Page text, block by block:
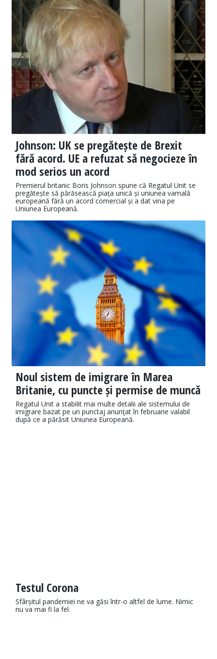
Johnson: UK se pregătește de Brexit
fără acord. UE a refuzat să negocieze în
mod serios un acord
Premierul britanic Boris Johnson spune că Regatul Unit se
pregătește să părăsească piața unică și uniunea vamală
europeană fără un acord comercial și a dat vina pe
Uniunea Europeană.
Noul sistem de imigrare în Marea
Britanie, cu puncte și permise de muncă
Regatul Unit a stabilit mai multe detalii ale sistemului de
imigrare bazat pe un punctaj anunţat în februarie valabil
după ce a părăsit Uniunea Europeană.
Testul Corona
Sfârșitul pandemiei ne va găsi într-o altfel de lume. Nimic
nu va mai fi la fel.